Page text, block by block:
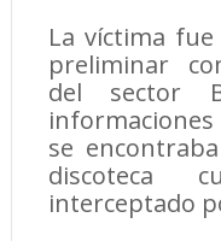
La víctima
preliminar
del sector
se
discoteca
interceptado